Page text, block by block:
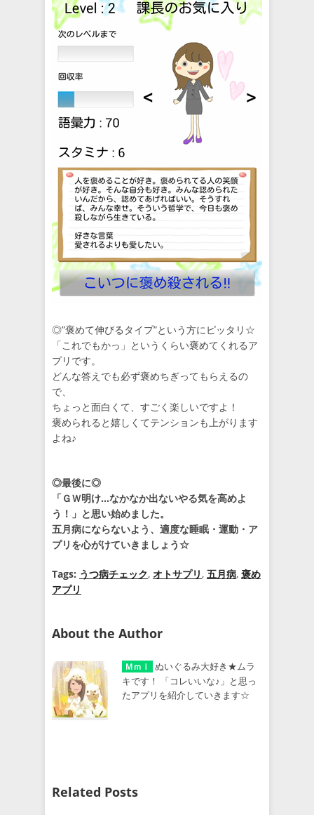
◎”褒めて伸びるタイプ”という方にピッタリ☆
「これでもかっ」というくらい褒めてくれるア
プリです。
どんな答えでも必ず褒めちぎってもらえるの
で、
ちょっと面白くて、すごく楽しいですよ！
褒められると嬉しくてテンションも上がります
よね♪
◎最後に◎
「ＧＷ明け…なかなか出ないやる気を高めよ
う！」と思い始めました。
五月病にならないよう、適度な睡眠・運動・ア
プリを心がけていきましょう☆
Tags: うつ病チェック, オトサプリ, 五月病, 褒め
アプリ
About the Author
Ｍｍｉ
ぬいぐるみ大好き★ムラ
キです！ 「コレいいな♪」と思っ
たアプリを紹介していきます☆
Related Posts